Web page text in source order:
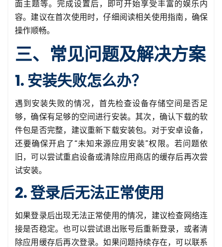
面主题等。完成设置后，即可开始享受丰富的娱乐内
容。建议在首次使用时，仔细阅读相关使用指南，确保
操作顺畅。
三、常见问题及解决方案
1. 安装失败怎么办？
遇到安装失败的情况，首先检查设备存储空间是否足
够，确保有足够的空间进行安装。其次，确认下载的软
件包是否完整，建议重新下载安装包。对于安卓设备，
还要确保开启了“未知来源应用安装”权限。若问题依
旧，可以尝试重启设备或清除应用商店的缓存后再次尝
试安装。
2. 登录后无法正常使用
如果登录后出现无法正常使用的情况，建议检查网络连
接是否稳定。也可以尝试退出账号后重新登录，或者清
除应用缓存后再次登录。如果问题持续存在，可以联系